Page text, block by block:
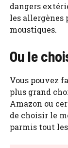
dangers
les allergènes
moustiques.
Ou le
Vous pouvez
plus grand
Amazon ou
de choisir le
parmis tout